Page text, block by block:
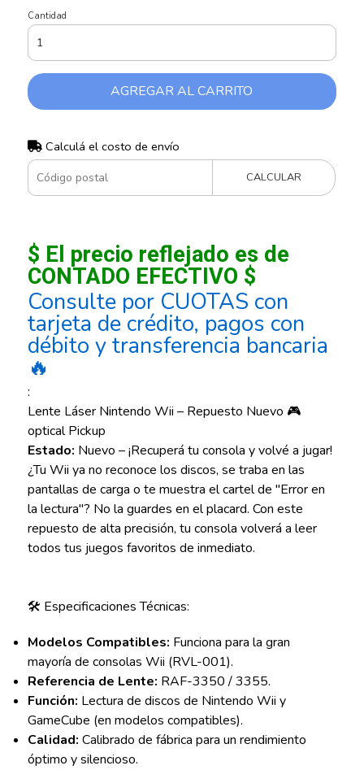
Cantidad
AGREGAR AL CARRITO
Calculá el costo de envío
CALCULAR
$ El precio reflejado es de
CONTADO EFECTIVO $
Consulte por CUOTAS con
tarjeta de crédito, pagos con
débito y transferencia bancaria
🔥
:
Lente Láser Nintendo Wii – Repuesto Nuevo 🎮
optical Pickup
Estado: Nuevo – ¡Recuperá tu consola y volvé a jugar!
¿Tu Wii ya no reconoce los discos, se traba en las
pantallas de carga o te muestra el cartel de "Error en
la lectura"? No la guardes en el placard. Con este
repuesto de alta precisión, tu consola volverá a leer
todos tus juegos favoritos de inmediato.
🛠️ Especificaciones Técnicas:
Modelos Compatibles: Funciona para la gran
mayoría de consolas Wii (RVL-001).
Referencia de Lente: RAF-3350 / 3355.
Función: Lectura de discos de Nintendo Wii y
GameCube (en modelos compatibles).
Calidad: Calibrado de fábrica para un rendimiento
óptimo y silencioso.